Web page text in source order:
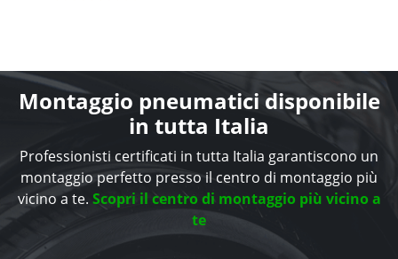
Montaggio pneumatici disponibile
in tutta Italia
Professionisti certificati in tutta Italia garantiscono un
montaggio perfetto presso il centro di montaggio più
vicino a te. Scopri il centro di montaggio più vicino a
te